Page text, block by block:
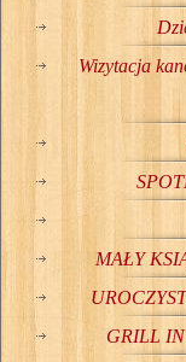
Wizytacja
MAŁY
GRILL